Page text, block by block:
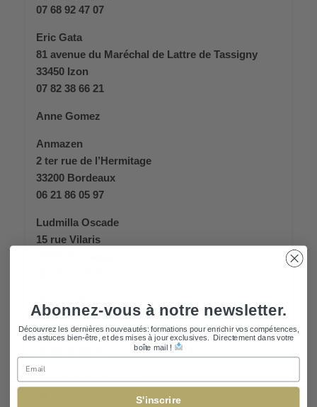
07 68 92 47 07
Eric Gata
81 avenue du Maréchal de Lattre de Tassigny
33450 Izon
07 82 38 66 21
Anne Gomez
Anmazen
2 ter rue de l’Hermitage
33200 Bordeaux
06 21 86 05 97
Ludmilla Oscade
15 rue Vilaris
4 allée des Colchiques
33650 Saint-Selve
BREUILLE DELPHINE
29 avenue Pierre de Coubertin
Abonnez-vous à notre newsletter.
Découvrez les dernières nouveautés: formations pour enrichir vos compétences,
des astuces bien-être, et des mises à jour exclusives. Directement dans votre
boîte mail !
Email
S'inscrire